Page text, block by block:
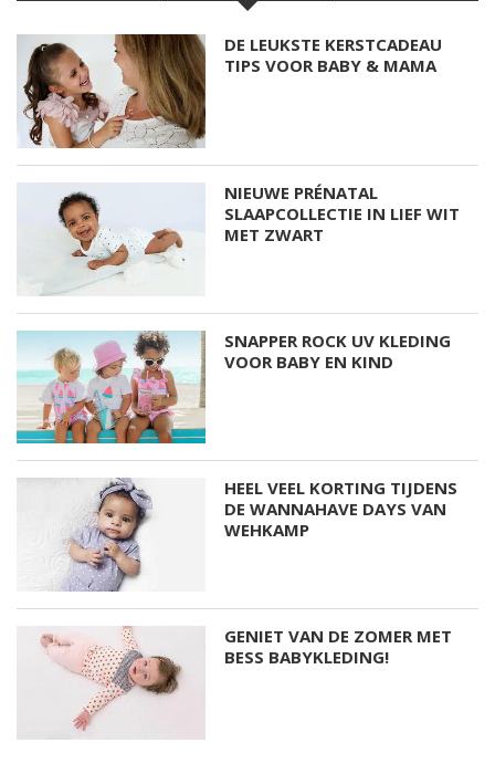
DE LEUKSTE KERSTCADEAU
TIPS VOOR BABY & MAMA
NIEUWE PRÉNATAL
SLAAPCOLLECTIE IN LIEF WIT
MET ZWART
SNAPPER ROCK UV KLEDING
VOOR BABY EN KIND
HEEL VEEL KORTING TIJDENS
DE WANNAHAVE DAYS VAN
WEHKAMP
GENIET VAN DE ZOMER MET
BESS BABYKLEDING!